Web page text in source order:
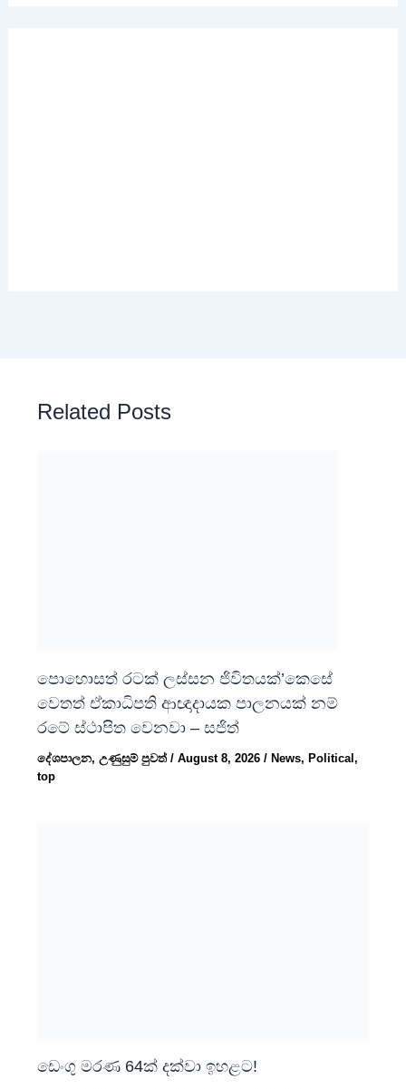
Related Posts
පොහොසත් රටක් ලස්සන ජිවිතයක්’කෙසේ
වෙතත් ඒකාධිපති ආඥාදායක පාලනයක් නම්
රටේ ස්ථාපිත වෙනවා – සජිත්
දේශපාලන,උණුසුම් පුවත්/August 8, 2026/News,Political,
top
ඩෙංගු මරණ 64ක් දක්වා ඉහළට!